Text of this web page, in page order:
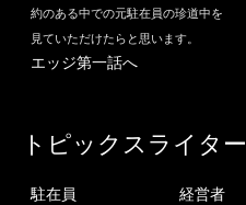
約のある中での元駐在員の珍道中を
見ていただけたらと思います。
エッジ第一話へ
トピックスライター
駐在員
経営者